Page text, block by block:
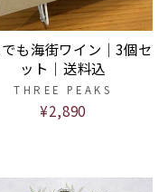
も海街ワイン｜3個セ
ット｜送料込
THREE PEAKS
¥2,890